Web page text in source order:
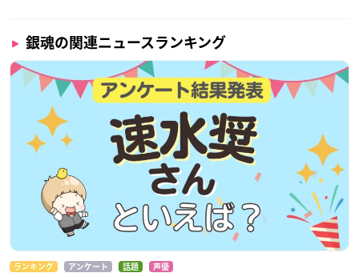
銀魂の関連ニュースランキング
ランキング アンケート 話題 声優